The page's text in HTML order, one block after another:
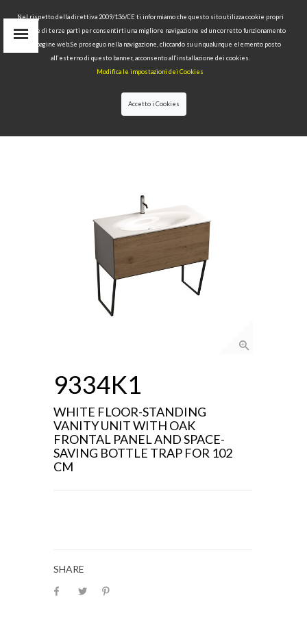
COLLECTIONS>THELMA & LOUISE
FLOOR-STANDING VANITY UNIT WITH OAK
9334K1
WHITE FLOOR-STANDING
VANITY UNIT WITH OAK
FRONTAL PANEL AND SPACE-
SAVING BOTTLE TRAP FOR 102
CM
SHARE
Nel rispetto della direttiva 2009/136/CE ti informiamo che questo sito utilizza cookie propri
tecnici e di terze parti per consentirti una migliore navigazione ed un corretto funzionamento
delle pagine web.Se proseguo nella navigazione, cliccando su un qualunque elemento posto
all’esterno di questo banner, acconsento all’installazione dei cookies.
Modifica le impostazioni dei Cookies
Accetto i Cookies